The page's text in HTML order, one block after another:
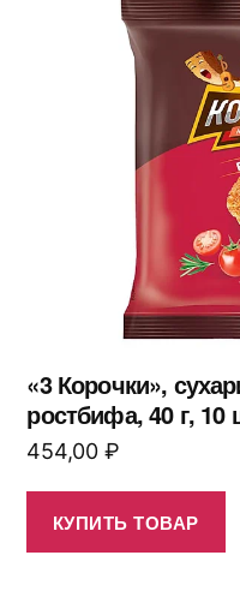
«3 Корочки»,
ростбифа, 40 г, 10
454,00 ₽
КУПИТЬ ТОВАР